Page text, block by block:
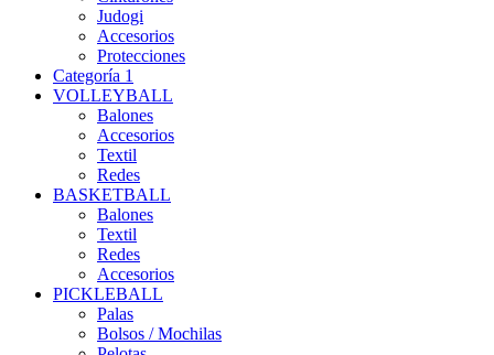
Judogi
Accesorios
Protecciones
Categoría 1
VOLLEYBALL
Balones
Accesorios
Textil
Redes
BASKETBALL
Balones
Textil
Redes
Accesorios
PICKLEBALL
Palas
Bolsos / Mochilas